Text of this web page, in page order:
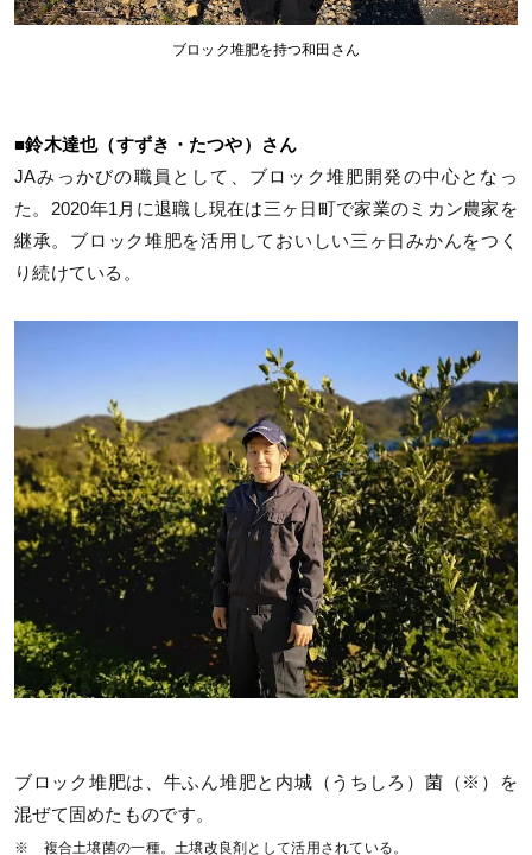
ブロック堆肥を持つ和田さん
■鈴木達也（すずき・たつや）さん
JAみっかびの職員として、ブロック堆肥開発の中心となっ
た。2020年1月に退職し現在は三ヶ日町で家業のミカン農家を
継承。ブロック堆肥を活用しておいしい三ヶ日みかんをつく
り続けている。
ブロック堆肥は、牛ふん堆肥と内城（うちしろ）菌（※）を
混ぜて固めたものです。
※ 複合土壌菌の一種。土壌改良剤として活用されている。